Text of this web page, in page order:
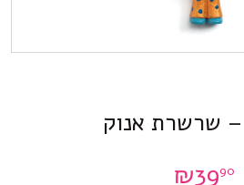
– שרשרת אנוק
₪3990